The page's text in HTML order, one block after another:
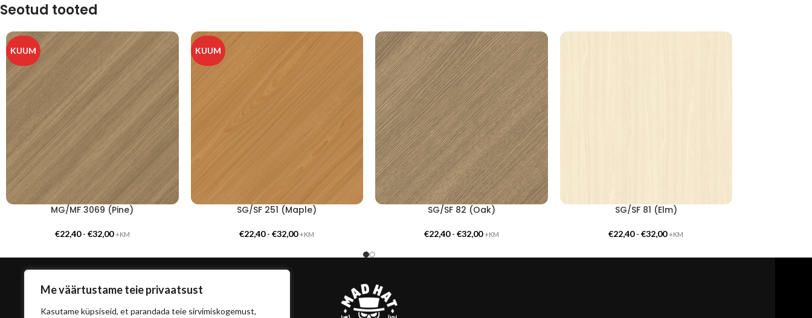
Me väärtustame teie privaatsust
Kasutame küpsiseid, et parandada teie sirvimiskogemust,
Seotud tooted
KUUM
MG/MF 3069 (Pine)
€22,40- €32,00 +KM
KUUM
SG/SF 251 (Maple)
€22,40-€32,00 +KM
SG/SF 82 (Oak)
€22,40- €32,00 +KM
SG/SF 81 (Elm)
€22,40-€32,00 +KM